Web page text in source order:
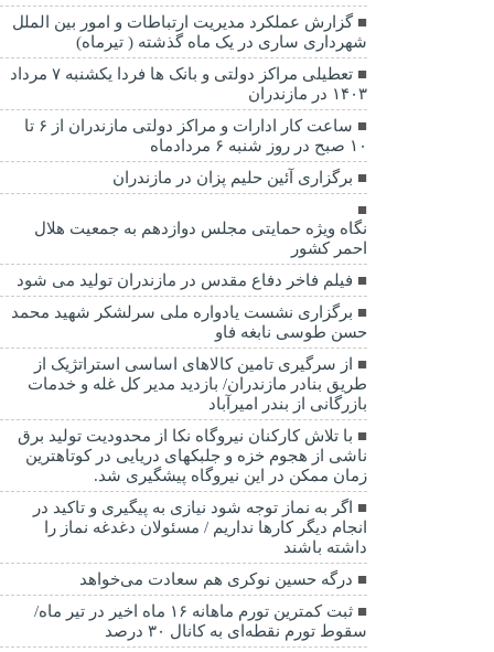
گزارش عملکرد مدیریت ارتباطات و امور بین الملل
شهرداری ساری در یک ماه گذشته ( تیرماه)
تعطیلی مراکز دولتی و بانک ها فردا یکشنبه ۷ مرداد
۱۴۰۳ در مازندران
ساعت کار ادارات و مراکز دولتی مازندران از ۶ تا
۱۰ صبح در روز شنبه ۶ مردادماه
برگزاری آئین حلیم پزان در مازندران
نگاه ویژه حمایتی مجلس دوازدهم به جمعیت هلال
احمر کشور
فیلم فاخر دفاع مقدس در مازندران تولید می شود
برگزاری نشست یادواره ملی سرلشکر شهید محمد
حسن طوسی نابغه فاو
از سرگیری تامین کالاهای اساسی استراتژیک از
طریق بنادر مازندران/ بازدید مدیر کل غله و خدمات
بازرگانی از بندر امیرآباد
با تلاش کارکنان نیروگاه نکا از محدودیت تولید برق
ناشی از هجوم خزه و جلبکهای دریایی در کوتاهترین
زمان ممکن در این نیروگاه پیشگیری شد.
اگر به نماز توجه شود نیازی به پیگیری و تاکید در
انجام دیگر کارها نداریم / مسئولان دغدغه نماز را
داشته باشند
درگه حسین نوکری هم سعادت می‌خواهد
ثبت کمترین تورم ماهانه ۱۶ ماه اخیر در تیر ماه/
سقوط تورم نقطه‌ای به کانال ۳۰ درصد